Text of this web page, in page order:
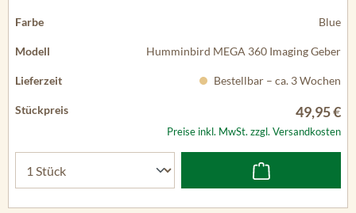
Blue
Humminbird MEGA 360 Imaging Geber
Bestellbar – ca. 3 Wochen
49,95 €
Preise inkl. MwSt. zzgl. Versandkosten